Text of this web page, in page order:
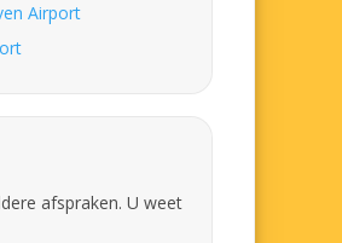
Airport
afspraken. U weet